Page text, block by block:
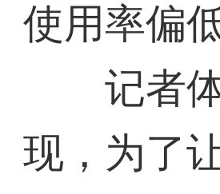
使用率偏
记者体
现，为了